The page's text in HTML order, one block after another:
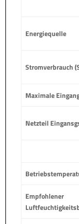
Energiequelle
Stromverbrauch
Maximale
Netzteil
Empfohlener